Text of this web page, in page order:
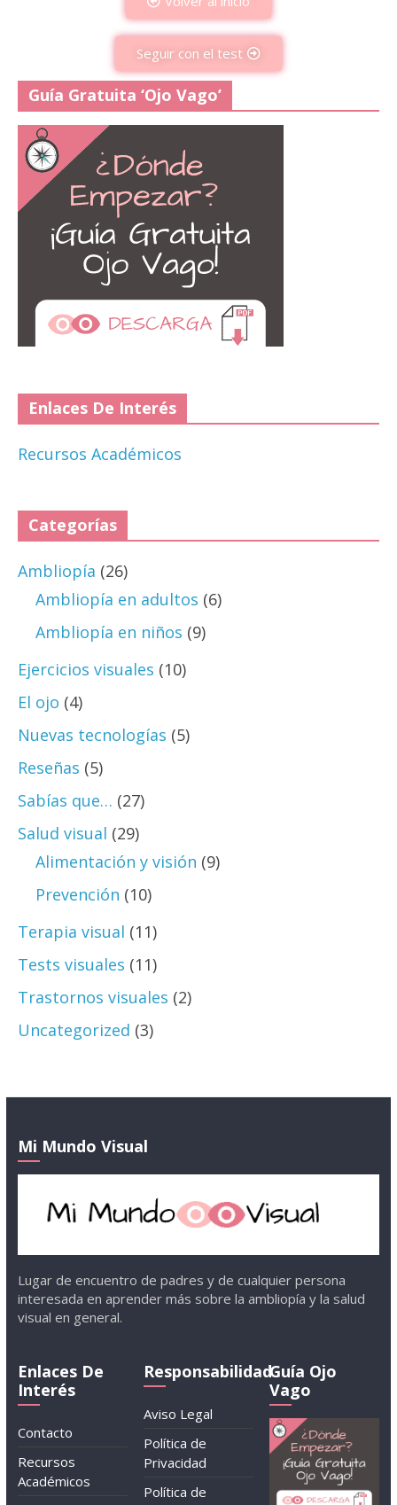
Seguir con el test
Guía Gratuita ‘Ojo Vago’
Enlaces De Interés
Recursos Académicos
Categorías
Ambliopía (26)
Ambliopía en adultos (6)
Ambliopía en niños (9)
Ejercicios visuales (10)
El ojo (4)
Nuevas tecnologías (5)
Reseñas (5)
Sabías que… (27)
Salud visual (29)
Alimentación y visión (9)
Prevención (10)
Terapia visual (11)
Tests visuales (11)
Trastornos visuales (2)
Uncategorized (3)
Mi Mundo Visual
Lugar de encuentro de padres y de cualquier persona
interesada en aprender más sobre la ambliopía y la salud
visual en general.
Enlaces De
Interés
Contacto
Recursos
Académicos
Responsabilidad
Aviso Legal
Política de
Privacidad
Política de
Guía Ojo
Vago